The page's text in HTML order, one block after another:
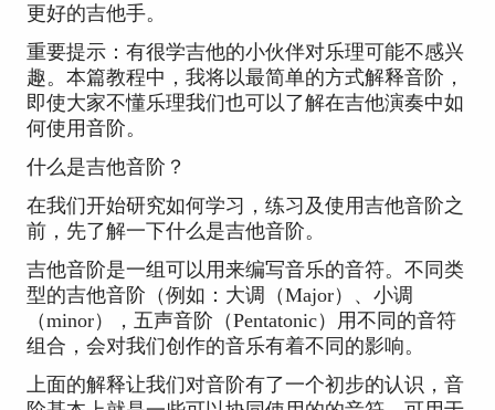
更好的吉他手。
重要提示：有很学吉他的小伙伴对乐理可能不感兴
趣。本篇教程中，我将以最简单的方式解释音阶，
即使大家不懂乐理我们也可以了解在吉他演奏中如
何使用音阶。
什么是吉他音阶？
在我们开始研究如何学习，练习及使用吉他音阶之
前，先了解一下什么是吉他音阶。
吉他音阶是一组可以用来编写音乐的音符。不同类
型的吉他音阶（例如：大调（Major）、小调
（minor），五声音阶（Pentatonic）用不同的音符
组合，会对我们创作的音乐有着不同的影响。
上面的解释让我们对音阶有了一个初步的认识，音